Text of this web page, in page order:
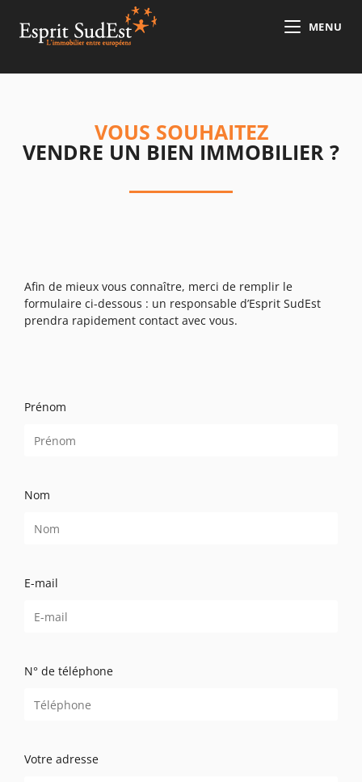
MENU
VOUS SOUHAITEZ
VENDRE UN BIEN IMMOBILIER ?
Afin de mieux vous connaître, merci de remplir le
formulaire ci-dessous : un responsable d’Esprit SudEst
prendra rapidement contact avec vous.
Prénom
Nom
E-mail
N° de téléphone
Votre adresse